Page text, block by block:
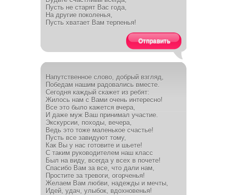
Пусть не старят Вас года,
На другие поколенья,
Пусть хватает Вам терпенья!
Отправить
Напутственное слово, добрый взгляд,
Победам нашим радовались вместе.
Сегодня каждый скажет из ребят:
Жилось нам с Вами очень интересно!
Все это было кажется вчера,
И даже муж Ваш принимал участие.
Экскурсии, походы, вечера,
Ведь это тоже маленькое счастье!
Пусть все завидуют тому,
Как Вы у нас готовите и шьете!
С таким руководителем наш класс
Был на виду, всегда у всех в почете!
Спасибо Вам за все, что дали нам,
Простите за тревоги, огорченья!
Желаем Вам любви, надежды и мечты,
Идей, удач, улыбок, вдохновенья!